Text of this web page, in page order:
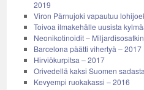
2019
Viron Pärnujoki vapautuu
Toivoa ilmakehälle uusista
Neonikotinoidit –
Barcelona päätti vihertyä – 2017
Hirviökurpitsa – 2017
Orivedellä kaksi Suomen
Kevyempi ruokakassi – 2016